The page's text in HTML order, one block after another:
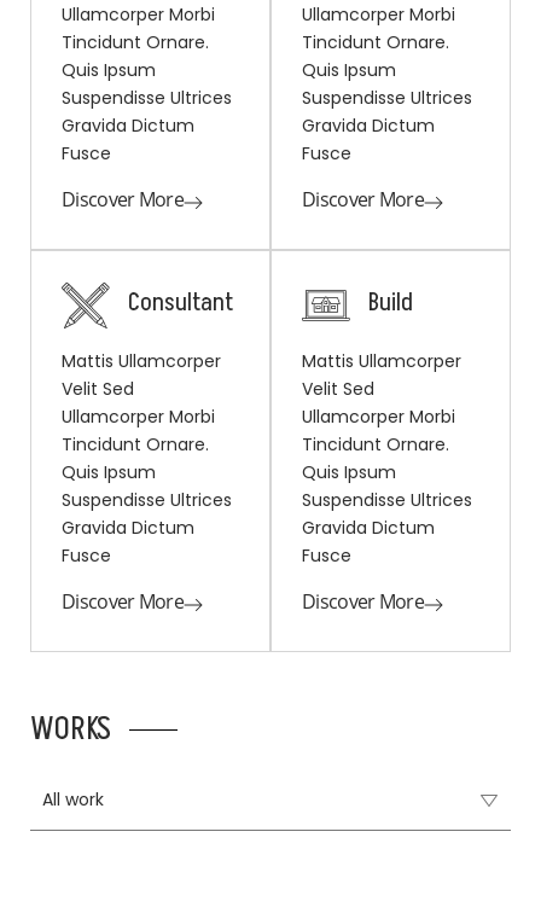
Ullamcorper Morbi
Tincidunt Ornare.
Quis Ipsum
Suspendisse Ultrices
Gravida Dictum
Fusce
Discover More
Ullamcorper Morbi
Tincidunt Ornare.
Quis Ipsum
Suspendisse Ultrices
Gravida Dictum
Fusce
Discover More
Consultant
Mattis Ullamcorper
Velit Sed
Ullamcorper Morbi
Tincidunt Ornare.
Quis Ipsum
Suspendisse Ultrices
Gravida Dictum
Fusce
Discover More
Build
Mattis Ullamcorper
Velit Sed
Ullamcorper Morbi
Tincidunt Ornare.
Quis Ipsum
Suspendisse Ultrices
Gravida Dictum
Fusce
Discover More
WORKS
All work